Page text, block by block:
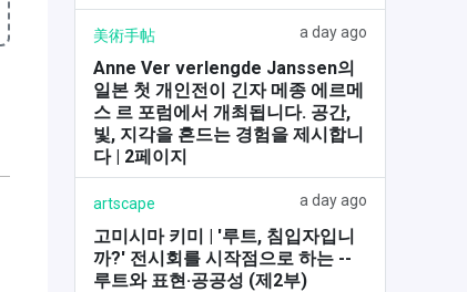
美術手帖 a day ago
Anne Ver verlengde Janssen의
일본 첫 개인전이 긴자 메종 에르메
스 르 포럼에서 개최됩니다. 공간,
빛, 지각을 흔드는 경험을 제시합니
다 | 2페이지
artscape a day ago
고미시마 키미 | '루트, 침입자입니
까?' 전시회를 시작점으로 하는 --
루트와 표현·공공성 (제2부)